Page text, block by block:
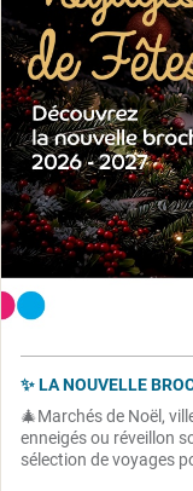
✨ LA NOUVELLE
🎄Marchés de Noël,
enneigés ou réveillon
sélection de voyages